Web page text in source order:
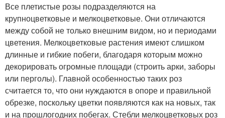
Все плетистые розы подразделяются на
крупноцветковые и мелкоцветковые. Они отличаются
между собой не только внешним видом, но и периодами
цветения. Мелкоцветковые растения имеют слишком
длинные и гибкие побеги, благодаря которым можно
декорировать огромные площади (строить арки, заборы
или перголы). Главной особенностью таких роз
считается то, что они нуждаются в опоре и правильной
обрезке, поскольку цветки появляются как на новых, так
и на прошлогодних побегах. Стебли мелкоцветковых роз